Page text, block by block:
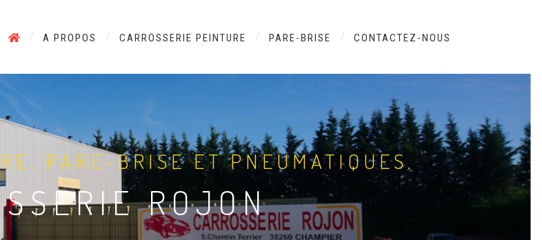
A PROPOS CARROSSERIE PEINTURE PARE-BRISE CONTACTEZ-NOUS
PARE-BRISE ET PNEUMATIQUES.
ROJON